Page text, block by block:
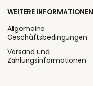
WEITERE INFORMATIONEN
Allgemeine
Geschäftsbedingungen
Versand und
Zahlungsinformationen